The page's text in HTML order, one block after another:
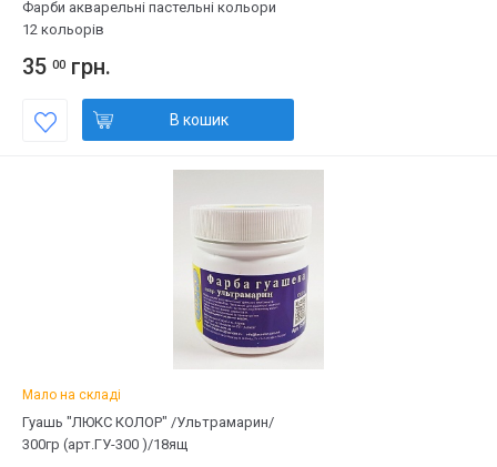
Фарби акварельні пастельні кольори
12 кольорів
35 00 грн.
В кошик
Мало на складі
Гуашь "ЛЮКС КОЛОР" /Ультрамарин/
300гр (арт.ГУ-300 )/18ящ